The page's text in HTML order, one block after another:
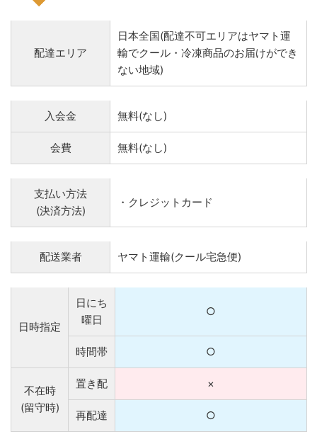
配達エリア
日本全国(配達不可エリアはヤマト運
輸でクール・冷凍商品のお届けができ
ない地域)
入会金 無料(なし)
会費 無料(なし)
支払い方法
(決済方法)
・クレジットカード
配送業者 ヤマト運輸(クール宅急便)
日時指定
日にち
曜日
○
時間帯 ○
不在時
(留守時)
置き配 ×
再配達 ○